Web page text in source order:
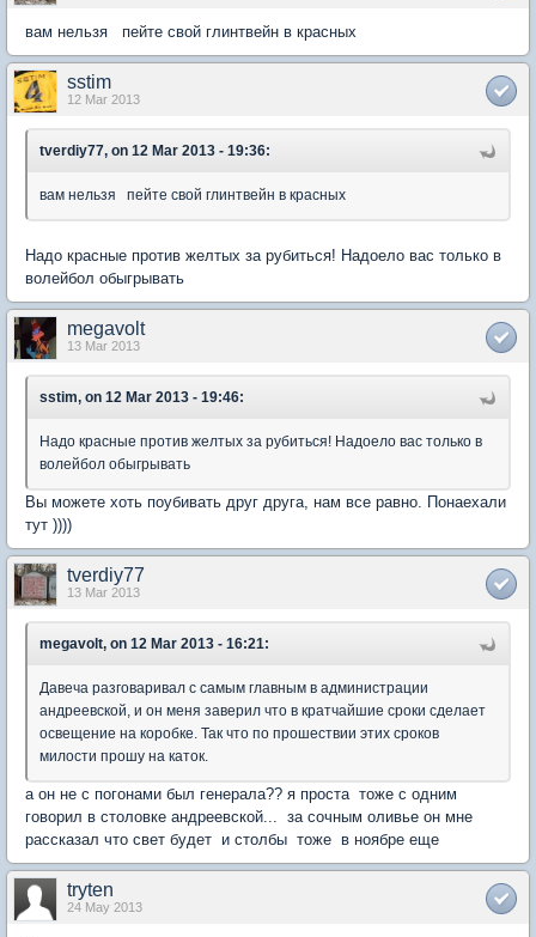
вам нельзя пейте свой глинтвейн в красных
sstim
12 Mar 2013
tverdiy77, on 12 Mar 2013 - 19:36:
вам нельзя пейте свой глинтвейн в красных
Надо красные против желтых за рубиться! Надоело вас только в
волейбол обыгрывать
megavolt
13 Mar 2013
sstim, on 12 Mar 2013 - 19:46:
Надо красные против желтых за рубиться! Надоело вас только в
волейбол обыгрывать
Вы можете хоть поубивать друг друга, нам все равно. Понаехали
тут ))))
tverdiy77
13 Mar 2013
megavolt, on 12 Mar 2013 - 16:21:
Давеча разговаривал с самым главным в администрации
андреевской, и он меня заверил что в кратчайшие сроки сделает
освещение на коробке. Так что по прошествии этих сроков
милости прошу на каток.
а он не с погонами был генерала?? я проста тоже с одним
говорил в столовке андреевской... за сочным оливье он мне
рассказал что свет будет и столбы тоже в ноябре еще
tryten
24 May 2013